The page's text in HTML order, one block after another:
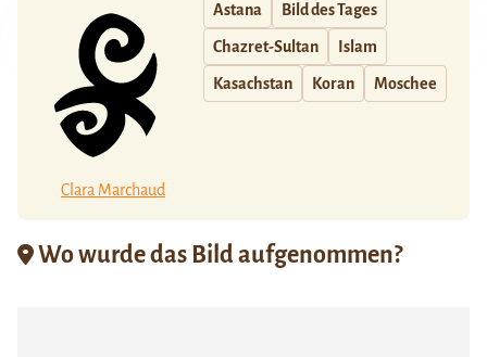
Clara Marchaud
Astana Bild des Tages
Chazret-Sultan Islam
Kasachstan Koran Moschee
Wo wurde das Bild aufgenommen?